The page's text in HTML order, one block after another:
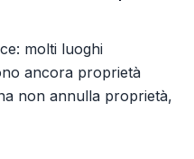
molti luoghi
ancora proprietà
non annulla proprietà,